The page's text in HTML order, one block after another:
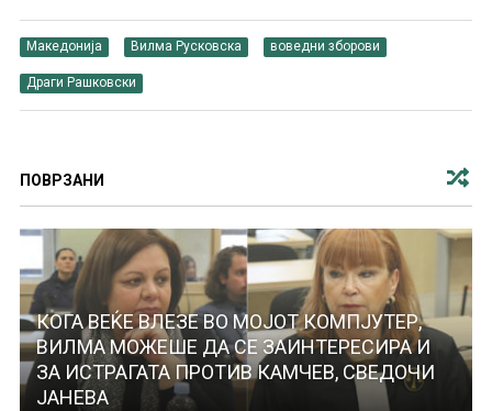
Македонија Вилма Русковска воведни зборови
Драги Рашковски
ПОВРЗАНИ
КОГА ВЕЌЕ ВЛЕЗЕ ВО МОЈОТ КОМПЈУТЕР,
ВИЛМА МОЖЕШЕ ДА СЕ ЗАИНТЕРЕСИРА И
ЗА ИСТРАГАТА ПРОТИВ КАМЧЕВ, СВЕДОЧИ
ЈАНЕВА